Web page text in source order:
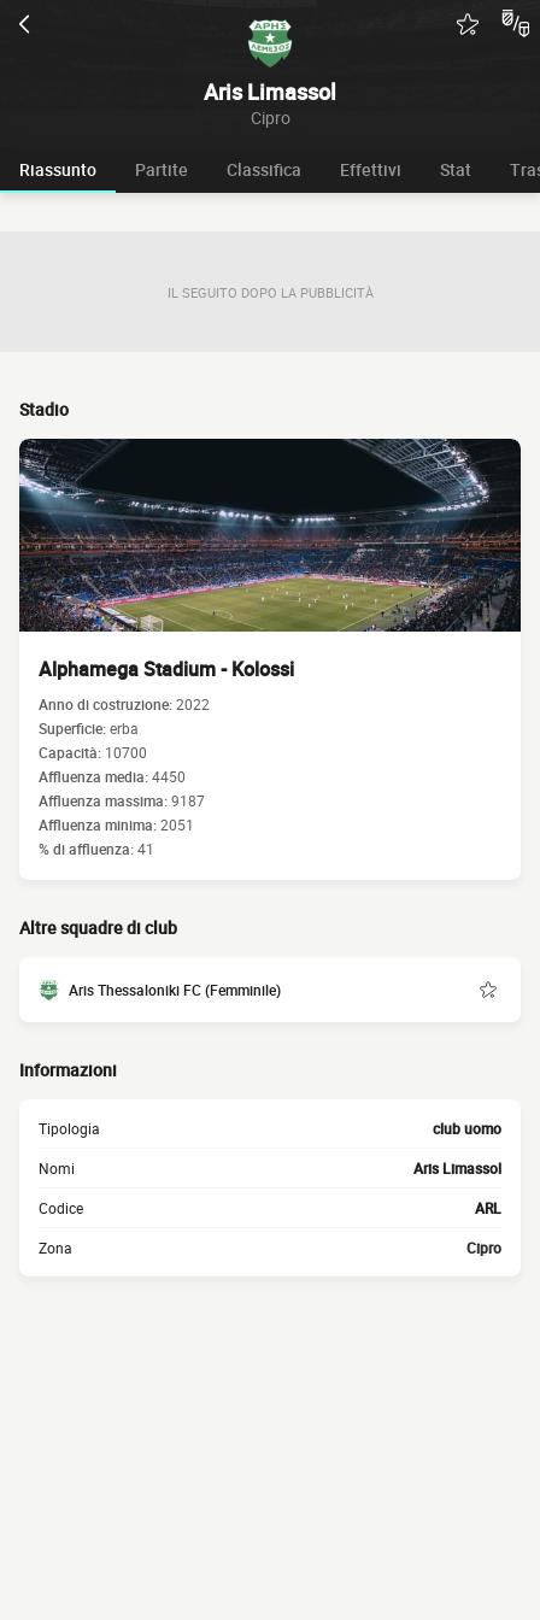
Aris Limassol
Cipro
Riassunto Partite Classifica Effettivi Stat
IL SEGUITO DOPO LA PUBBLICITÀ
Stadio
Alphamega Stadium - Kolossi
Anno di costruzione:2022
Superficie:erba
Capacità: 10700
Affluenza media:4450
Affluenza massima:9187
Affluenza minima:2051
% di affluenza:41
Altre squadre di club
Aris Thessaloniki FC (Femminile)
Informazioni
Tipologia club uomo
Nomi Aris Limassol
Codice ARL
Zona Cipro